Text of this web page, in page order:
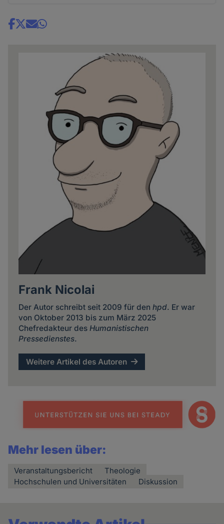
Share
Frank Nicolai
Der Autor schreibt seit 2009 für den hpd. Er war
von Oktober 2013 bis zum März 2025
Chefredakteur des Humanistischen
Pressedienstes.
Weitere Artikel des Autoren
Mehr lesen über:
Veranstaltungsbericht
Theologie
Hochschulen und Universitäten
Diskussion